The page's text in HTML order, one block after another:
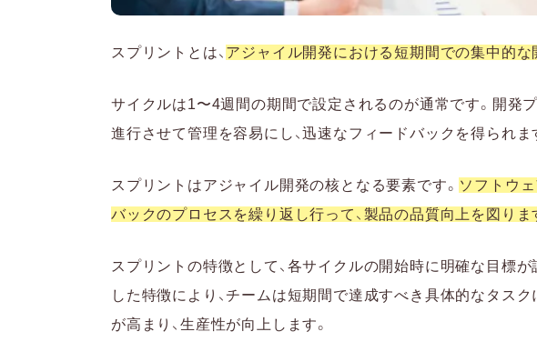
スプリントとは、 アジャイル開発における短期間での集中的な
サイクルは1〜4週間の期間で設定されるのが通常です。開発
進行させて管理を容易にし、迅速なフィードバックを得られま
スプリントはアジャイル開発の核となる要素です。 ソフトウェ
バックのプロセスを繰り返し行って、製品の品質向上を図りま
スプリントの特徴として、各サイクルの開始時に明確な目標
した特徴により、チームは短期間で達成すべき具体的なタス
が高まり、生産性が向上します。